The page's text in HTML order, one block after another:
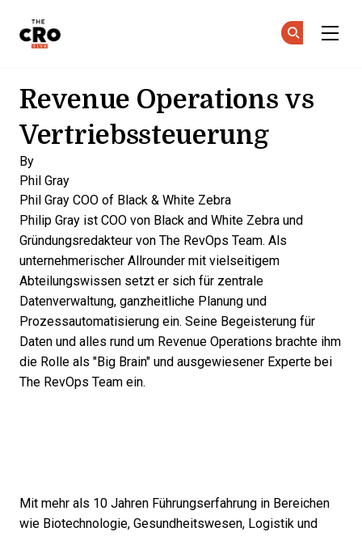
Revenue Operations vs
Vertriebssteuerung
By
Phil Gray
Phil Gray COO of Black & White Zebra
Philip Gray ist COO von Black and White Zebra und
Gründungsredakteur von The RevOps Team. Als
unternehmerischer Allrounder mit vielseitigem
Abteilungswissen setzt er sich für zentrale
Datenverwaltung, ganzheitliche Planung und
Prozessautomatisierung ein. Seine Begeisterung für
Daten und alles rund um Revenue Operations brachte ihm
die Rolle als "Big Brain" und ausgewiesener Experte bei
The RevOps Team ein.
Mit mehr als 10 Jahren Führungserfahrung in Bereichen
wie Biotechnologie, Gesundheitswesen, Logistik und